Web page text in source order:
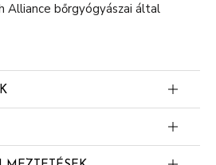
Alliance bőrgyógyászai által
– teljes körű tisztítás
segít helyreállítani a bőr
és védelmet nyújt a bőr